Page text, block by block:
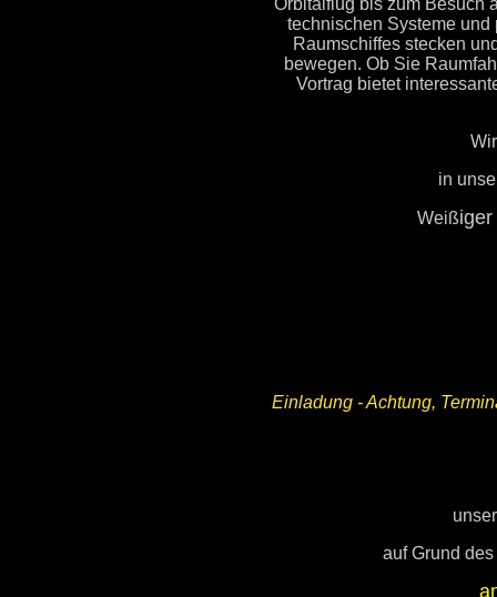
Orbitalflug bis zum Besuch
technischen Systeme
Raumschiffes stecken
bewegen. Ob Sie
Vortrag bietet
in
Weiß
Einladung - Achtung,
auf Grund